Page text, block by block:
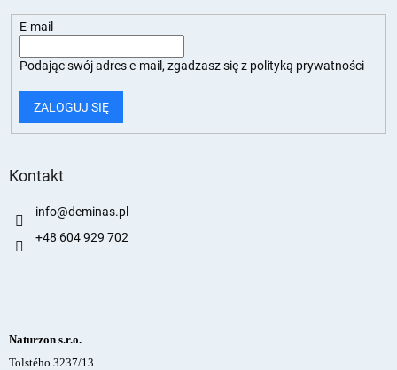
E-mail
Podając swój adres e-mail, zgadzasz się z polityką prywatności
ZALOGUJ SIĘ
Kontakt
info@deminas.pl
+48 604 929 702
Naturzon s.r.o.
Tolstého 3237/13